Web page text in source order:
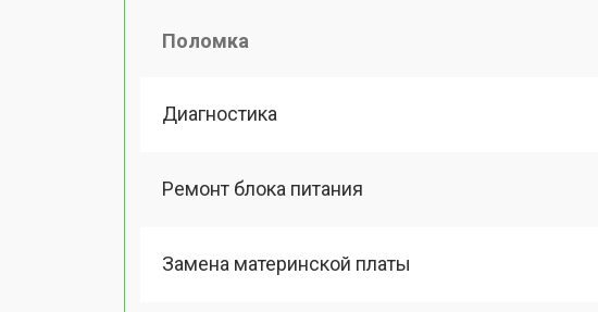
Поломка
Диагностика
Ремонт блока питания
Замена материнской платы